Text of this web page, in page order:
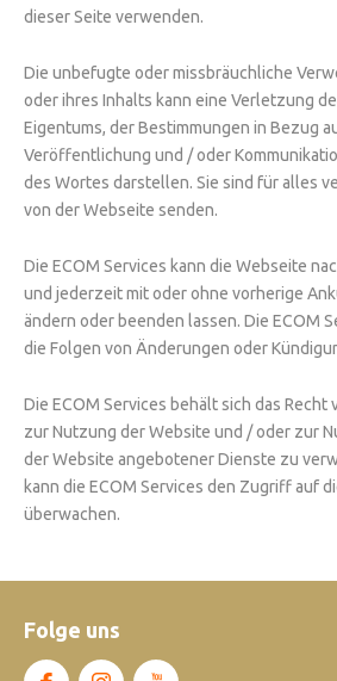
dieser Seite verwenden.
Die unbefugte oder missbräuchliche
oder ihres Inhalts kann eine Verletzung
Eigentums, der Bestimmungen in Bezug
Veröffentlichung und / oder
des Wortes darstellen. Sie sind für alles
von der Webseite senden.
Die ECOM Services kann die Webseite
und jederzeit mit oder ohne vorherige
ändern oder beenden lassen. Die ECOM
die Folgen von Änderungen oder
Die ECOM Services behält sich das Recht
zur Nutzung der Website und / oder zur
der Website angebotener Dienste zu
kann die ECOM Services den Zugriff auf
überwachen.
Folge uns